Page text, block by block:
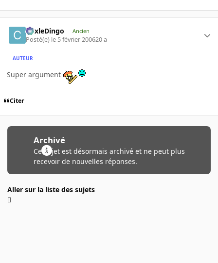
CoxleDingo Ancien
Posté(e) le 5 février 200620 a
AUTEUR
Super argument
Citer
Archivé
Ce sujet est désormais archivé et ne peut plus
recevoir de nouvelles réponses.
Aller sur la liste des sujets